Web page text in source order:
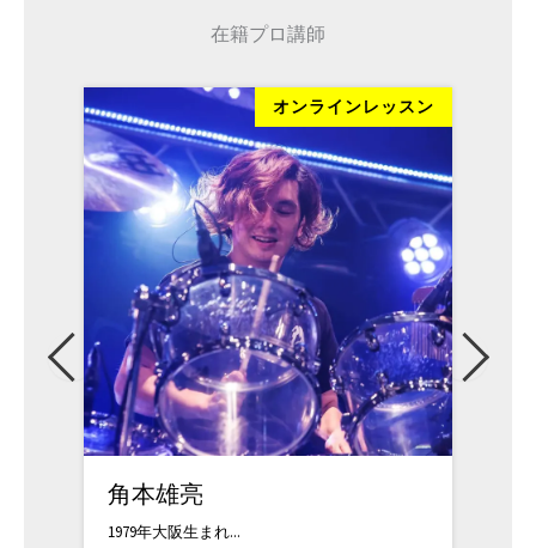
在籍プロ講師
オンラインレッスン
遠藤徳光
1996年 AN M...